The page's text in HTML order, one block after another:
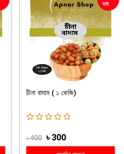
ছাড়
চীনা বাদাম ( ১ কেজি)
৳ 400 ৳ 300